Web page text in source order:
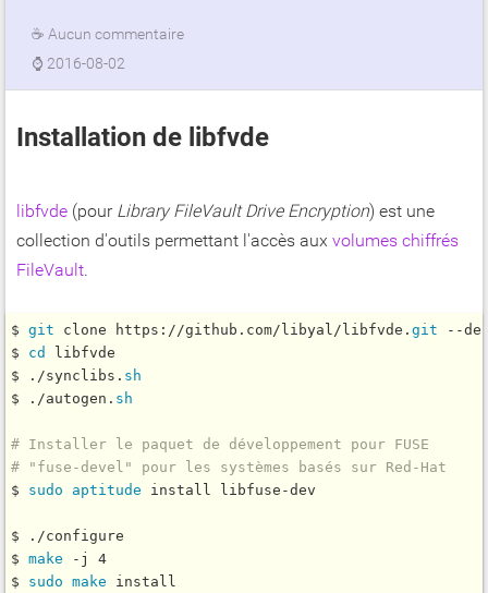
☕ Aucun commentaire
⌚ 2016-08-02
Installation de libfvde
libfvde (pour Library FileVault Drive Encryption) est une
collection d'outils permettant l'accès aux volumes chiffrés
FileVault.
$ git clone https://github.com/libyal/libfvde. git --
$ cd
libfvde
$ ./synclibs. sh
$ ./autogen. sh
# Installer le paquet de développement pour FUSE
# "fuse-devel" pour les systèmes basés sur Red-Hat
$ sudo aptitude install libfuse-dev
$ ./configure
$ make -j 4
$ sudo make install